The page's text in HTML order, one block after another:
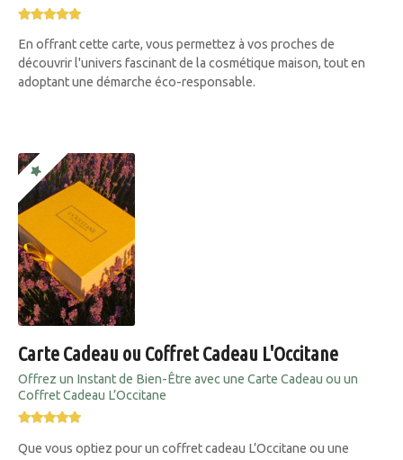
En offrant cette carte, vous permettez à vos proches de
découvrir l'univers fascinant de la cosmétique maison, tout en
adoptant une démarche éco-responsable.
Carte Cadeau ou Coffret Cadeau L'Occitane
Offrez un Instant de Bien-Être avec une Carte Cadeau ou un
Coffret Cadeau L’Occitane
Que vous optiez pour un coffret cadeau L’Occitane ou une